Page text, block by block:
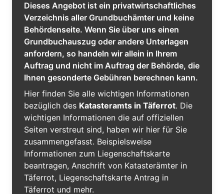
Dieses Angebot ist ein privatwirtschaftliches
Verzeichnis aller Grundbuchämter und keine
Behördenseite. Wenn Sie über uns einen
Grundbuchauszug oder andere Unterlagen
anfordern, so handeln wir allein in Ihrem
Auftrag und nicht im Auftrag der Behörde, die
Ihnen gesonderte Gebühren berechnen kann.
Hier finden Sie alle wichtigen Informationen
bezüglich des Katasteramts in Täferrot. Die
wichtigen Informationen die auf offiziellen
Seiten verstreut sind, haben wir hier für Sie
zusammengefasst. Beispielsweise
Informationen zum Liegenschaftskarte
beantragen, Anschrift von Katasterämter in
Täferrot, Liegenschaftskarte Antrag in
Täferrot und mehr.